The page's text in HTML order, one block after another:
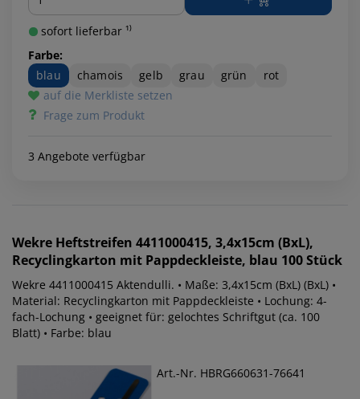
sofort lieferbar ¹⁾
Farbe:
blau
chamois gelb grau grün
rot
auf die Merkliste setzen
Frage zum Produkt
3 Angebote verfügbar
Wekre Heftstreifen 4411000415, 3,4x15cm (BxL),
Recyclingkarton mit Pappdeckleiste, blau 100 Stück
Wekre 4411000415 Aktendulli. • Maße: 3,4x15cm (BxL) (BxL) •
Material: Recyclingkarton mit Pappdeckleiste • Lochung: 4-
fach-Lochung • geeignet für: gelochtes Schriftgut (ca. 100
Blatt) • Farbe: blau
Art.-Nr. HBRG660631-76641